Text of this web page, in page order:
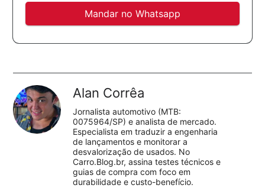
Mandar no Whatsapp
Alan Corrêa
Jornalista automotivo (MTB:
0075964/SP) e analista de mercado.
Especialista em traduzir a engenharia
de lançamentos e monitorar a
desvalorização de usados. No
Carro.Blog.br, assina testes técnicos e
guias de compra com foco em
durabilidade e custo-benefício.